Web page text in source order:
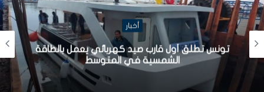
أخبار
تونس تطلق أول قارب صيد كهربائي يعمل بالطاقة
الشمسية في المتوسط